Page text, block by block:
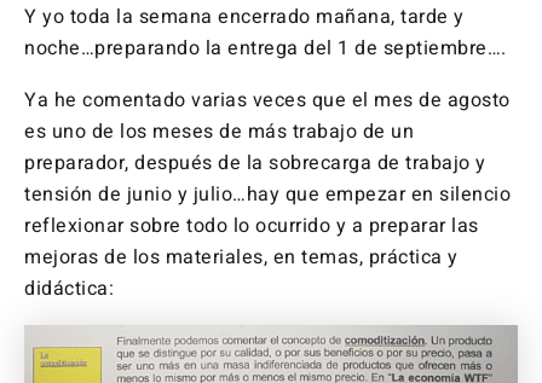
Y yo toda la semana encerrado mañana, tarde y
noche…preparando la entrega del 1 de septiembre….
Ya he comentado varias veces que el mes de agosto
es uno de los meses de más trabajo de un
preparador, después de la sobrecarga de trabajo y
tensión de junio y julio…hay que empezar en silencio
reflexionar sobre todo lo ocurrido y a preparar las
mejoras de los materiales, en temas, práctica y
didáctica: